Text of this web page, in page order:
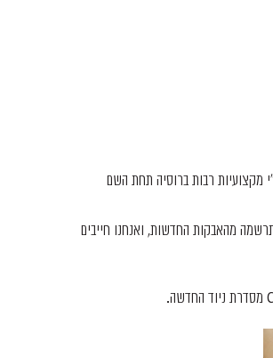
מקצועיות רבות ברוסיה תחת השם
מהאבקות החדשות, ואנחנו חייבים